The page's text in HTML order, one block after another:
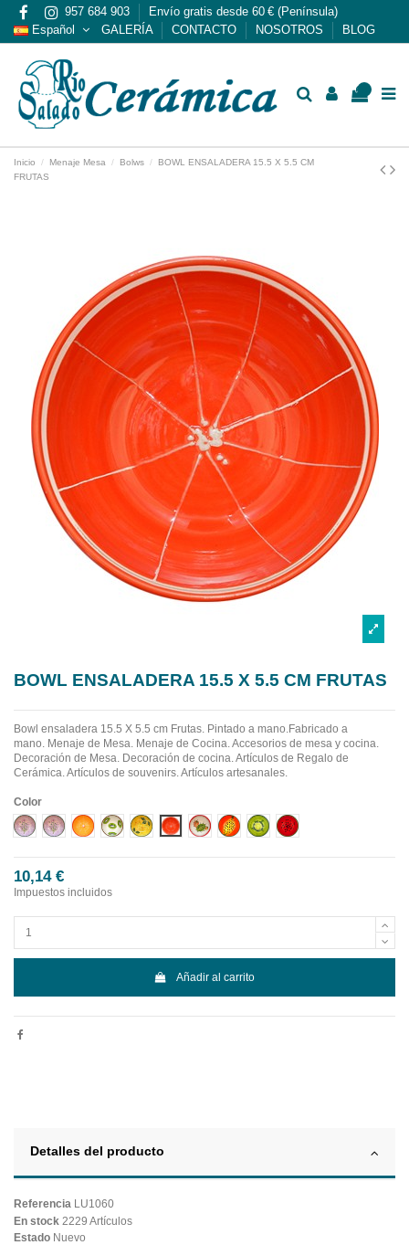
957 684 903
Envío gratis desde 60 € (Península)
Español
GALERÍA CONTACTO NOSOTROS BLOG
Inicio Menaje Mesa Bolws
BOWL ENSALADERA 15.5 X 5.5 CM
FRUTAS
BOWL ENSALADERA 15.5 X 5.5 CM FRUTAS
Bowl ensaladera 15.5 X 5.5 cm Frutas. Pintado a mano.Fabricado a
mano. Menaje de Mesa. Menaje de Cocina. Accesorios de mesa y cocina.
Decoración de Mesa. Decoración de cocina. Artículos de Regalo de
Cerámica. Artículos de souvenirs. Artículos artesanales.
Color
Diseño 1Diseño 10Diseño 2Diseño 3Diseño 4Diseño 5Diseño 6Diseño 7Diseño 8Diseño 9
10,14 €
Impuestos incluidos
Añadir al carrito
Detalles del producto
Referencia LU1060
En stock 2229 Artículos
Estado Nuevo